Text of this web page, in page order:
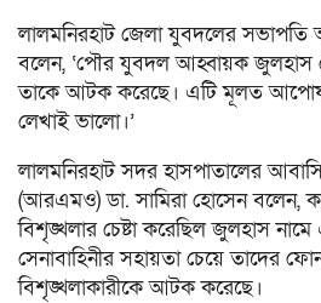
লালমনিরহাট জেলা যুবদলের
বলেন, ‘পৌর যুবদল আহ্বায়ক জুলহাস
তাকে আটক করেছে। এটি মূলত
লেখাই ভালো।’
লালমনিরহাট সদর হাসপাতালের আবাসিক
(আরএমও) ডা. সামিরা হোসেন বলেন,
বিশৃঙ্খলার চেষ্টা করেছিল জুলহাস নামে
সেনাবাহিনীর সহায়তা চেয়ে তাদের
বিশৃঙ্খলাকারীকে আটক করেছে।